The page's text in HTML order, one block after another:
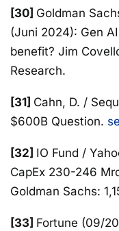
[30] Goldman
(Juni 2024): Gen
benefit? Jim
Research.
[31] Cahn, D. /
$600B Question.
[32] IO Fund /
CapEx 230-246
Goldman Sachs:
[33] Fortune (09/